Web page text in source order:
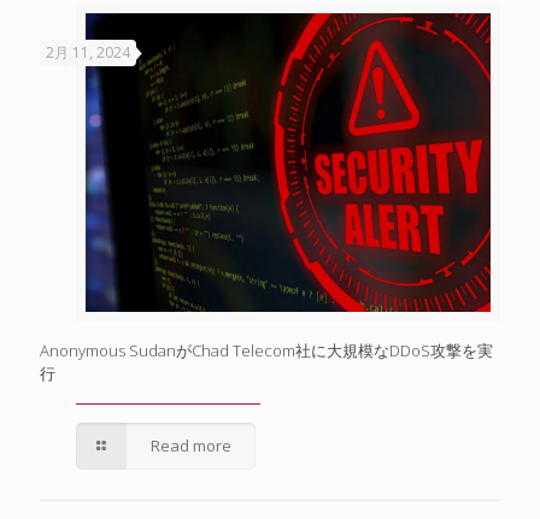
2月 11, 2024
Anonymous SudanがChad Telecom社に大規模なDDoS攻撃を実
行
Read more